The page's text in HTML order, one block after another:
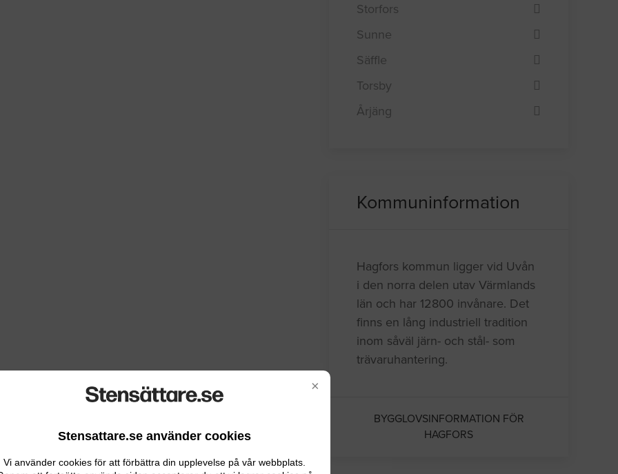
×
Stensattare.se använder cookies
Vi använder cookies för att förbättra din upplevelse på vår webbplats.
Storfors
Sunne
Säffle
Torsby
Årjäng
Kommuninformation
Hagfors kommun ligger vid Uvån
i den norra delen utav Värmlands
län och har 12800 invånare. Det
finns en lång industriell tradition
inom såväl järn- och stål- som
trävaruhantering.
BYGGLOVSINFORMATION FÖR
HAGFORS